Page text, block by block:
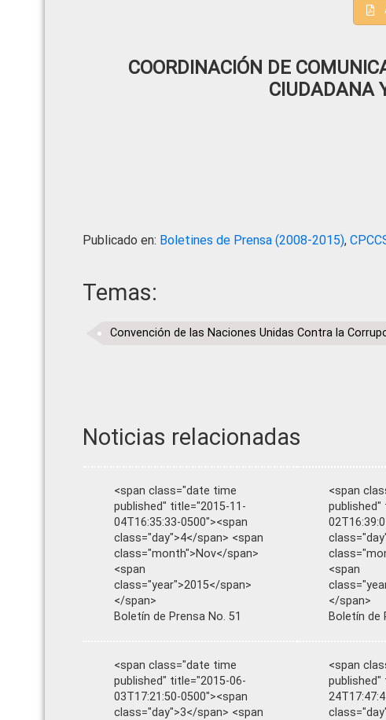
COORDINACIÓN DE
CIUDADANA
Publicado en: Boletines de Prensa (2008-2015),
Temas:
Convención de las Naciones Unidas Contra la
Noticias relacionadas
<span class="date time
published" title="2015-11-
04T16:35:33-0500"><span
class="day">4</span> <span
class="month">Nov</span>
<span
class="year">2015</span>
</span>
Boletín de Prensa No. 51
<span
published"
<span
</span>
Boletín de
<span class="date time
published" title="2015-06-
03T17:21:50-0500"><span
class="day">3</span> <span
<span
published"